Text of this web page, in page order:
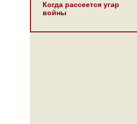
Когда рассеется угар
войны